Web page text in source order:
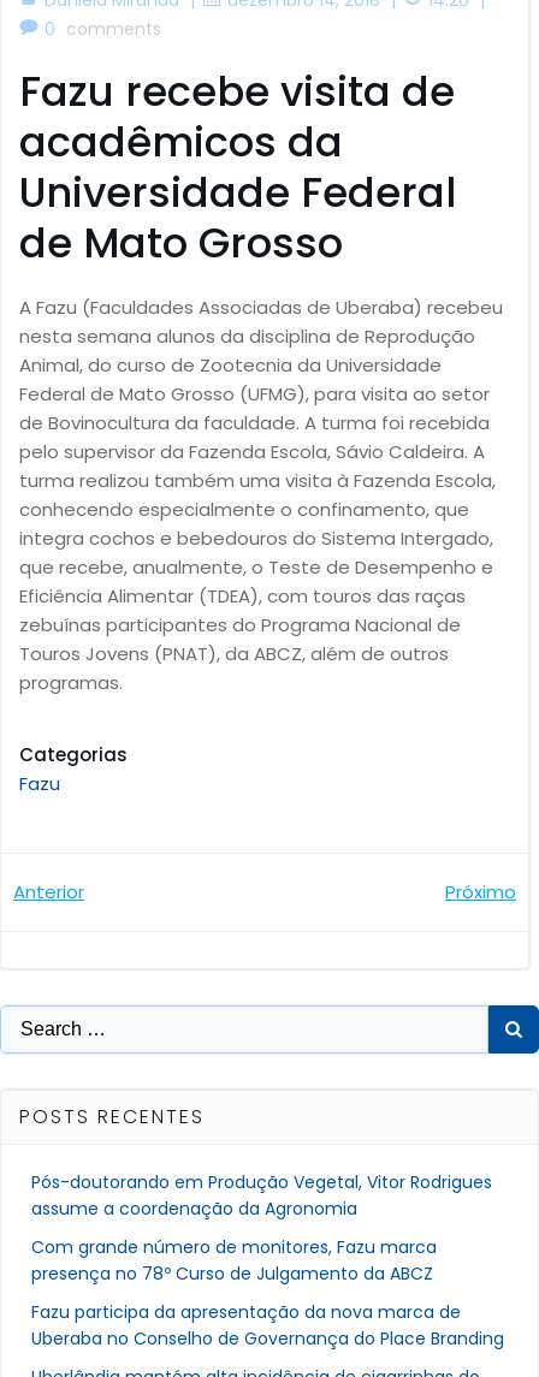
0 comments
Fazu recebe visita de
acadêmicos da
Universidade Federal
de Mato Grosso
A Fazu (Faculdades Associadas de Uberaba) recebeu
nesta semana alunos da disciplina de Reprodução
Animal, do curso de Zootecnia da Universidade
Federal de Mato Grosso (UFMG), para visita ao setor
de Bovinocultura da faculdade. A turma foi recebida
pelo supervisor da Fazenda Escola, Sávio Caldeira. A
turma realizou também uma visita à Fazenda Escola,
conhecendo especialmente o confinamento, que
integra cochos e bebedouros do Sistema Intergado,
que recebe, anualmente, o Teste de Desempenho e
Eficiência Alimentar (TDEA), com touros das raças
zebuínas participantes do Programa Nacional de
Touros Jovens (PNAT), da ABCZ, além de outros
programas.
Categorias
Fazu
Navegação
Post
Anterior
Post
Próximo
Search
for:
POSTS RECENTES
Pós-doutorando em Produção Vegetal, Vitor Rodrigues
assume a coordenação da Agronomia
Com grande número de monitores, Fazu marca
presença no 78º Curso de Julgamento da ABCZ
Fazu participa da apresentação da nova marca de
Uberaba no Conselho de Governança do Place Branding